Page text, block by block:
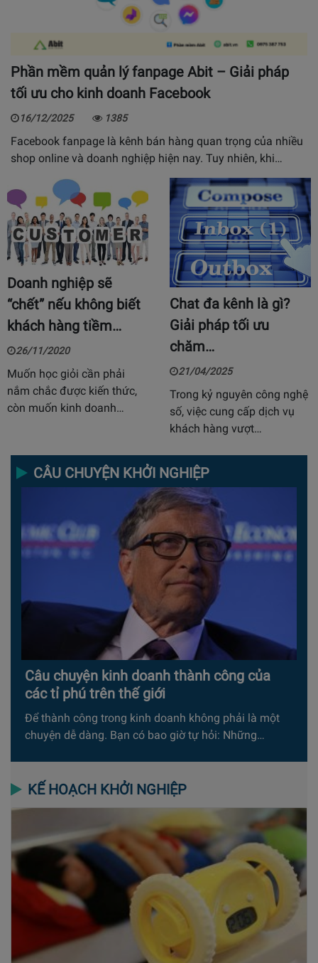
Phần mềm quản lý fanpage Abit – Giải pháp
tối ưu cho kinh doanh Facebook
16/12/2025 1385
Facebook fanpage là kênh bán hàng quan trọng của nhiều
shop online và doanh nghiệp hiện nay. Tuy nhiên, khi…
Doanh nghiệp sẽ
“chết” nếu không biết
khách hàng tiềm…
26/11/2020
Muốn học giỏi cần phải
nắm chắc được kiến thức,
còn muốn kinh doanh…
Chat đa kênh là gì?
Giải pháp tối ưu
chăm…
21/04/2025
Trong kỷ nguyên công nghệ
số, việc cung cấp dịch vụ
khách hàng vượt…
CÂU CHUYỆN KHỞI NGHIỆP
Câu chuyện kinh doanh thành công của
các tỉ phú trên thế giới
Để thành công trong kinh doanh không phải là một
chuyện dễ dàng. Bạn có bao giờ tự hỏi: Những…
KẾ HOẠCH KHỞI NGHIỆP